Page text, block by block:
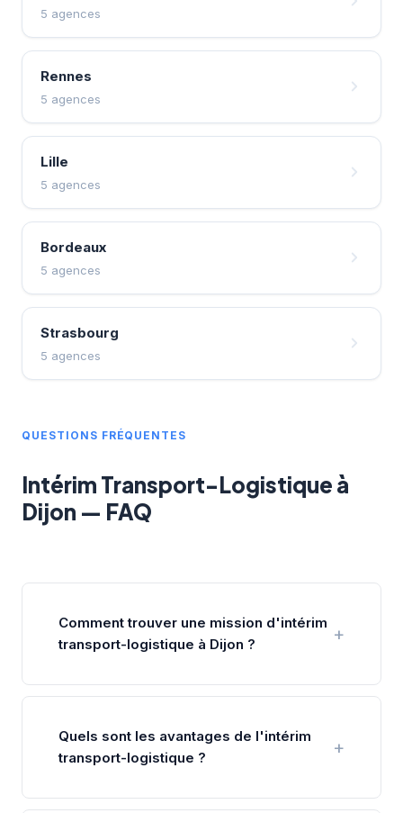
5 agences
Rennes
5 agences
Lille
5 agences
Bordeaux
5 agences
Strasbourg
5 agences
QUESTIONS FRÉQUENTES
Intérim Transport-Logistique à
Dijon — FAQ
Comment trouver une mission d'intérim
transport-logistique à Dijon ?
Quels sont les avantages de l'intérim
transport-logistique ?